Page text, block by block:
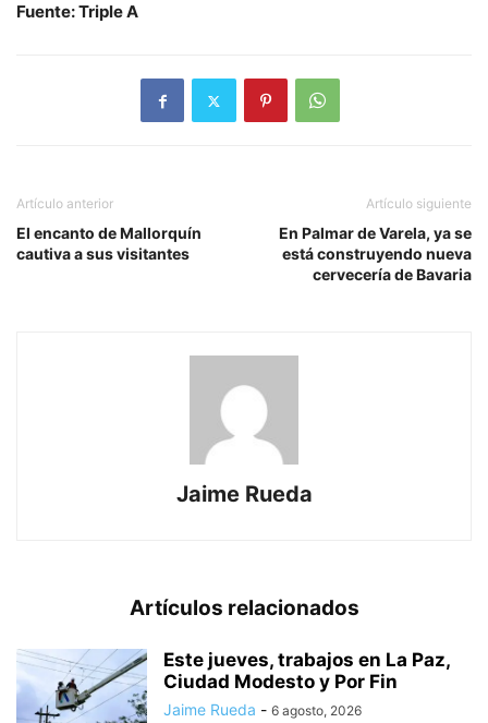
Fuente: Triple A
Artículo anterior
El encanto de Mallorquín
cautiva a sus visitantes
Artículo siguiente
En Palmar de Varela, ya se
está construyendo nueva
cervecería de Bavaria
Jaime Rueda
Artículos relacionados
Este jueves, trabajos en La Paz,
Ciudad Modesto y Por Fin
Jaime Rueda - 6 agosto, 2026